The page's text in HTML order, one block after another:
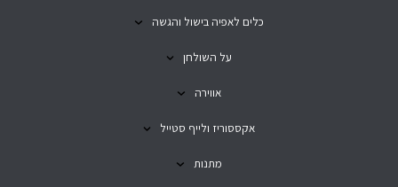
כלים לאפיה בישול והגשה
על השולחן
אווירה
אקססוריז ולייף סטייל
מתנות